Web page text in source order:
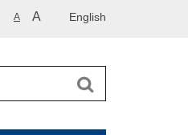
English
A A